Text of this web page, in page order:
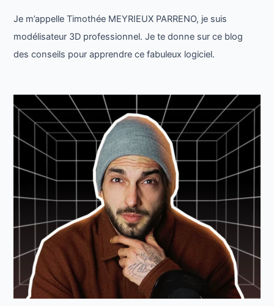
Je m’appelle Timothée MEYRIEUX PARRENO, je suis
modélisateur 3D professionnel. Je te donne sur ce blog
des conseils pour apprendre ce fabuleux logiciel.